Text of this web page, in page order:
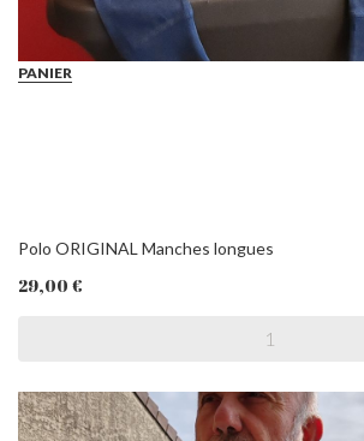
PANIER
Polo ORIGINAL Manches longues
29,00 €